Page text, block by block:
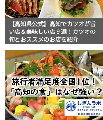
【高知県公式】高知でカツオが旨
い店＆美味しい店９選！カツオの
旬とおススメのお店を紹介